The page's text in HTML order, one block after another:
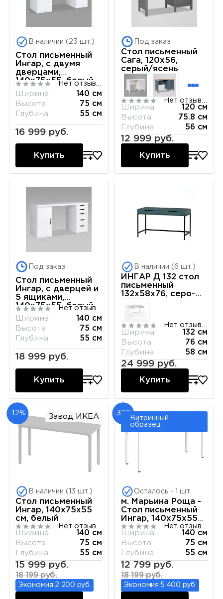
В наличии (23 шт.)
Стол письменный
Ингар, с двумя
дверцами,
140x75x55, белый
Ширина
140 см
Высота
75 см
Глубина
55 см
16 999 руб.
Купить
Под заказ
Стол письменный
Сага, 120х56,
серый/ясень
Ширина
120 см
Высота
75.8 см
Глубина
56 см
12 999 руб.
Купить
Под заказ
Стол письменный
Ингар, с дверцей и
5 ящиками,
140x75x55, белый
Ширина
140 см
Высота
75 см
Глубина
55 см
18 999 руб.
Купить
В наличии (6 шт.)
ИНГАР Д 132 стол
письменный
132x58x76, серо-
Ширина
132 см
Высота
76 см
Глубина
58 см
24 999 руб.
Купить
-12% Завод ИКЕА
В наличии (13 шт.)
Стол письменный
Ингар, 140х75х55
см, белый
Ширина
140 см
Высота
75 см
Глубина
55 см
15 999 руб.
18 199 руб.
Экономия 2 200 руб.
-30%
Витринный
образец
Осталось - 1 шт.
м. Марьина Роща -
Стол письменный
Ингар, 140х75х55
см, дуб беленый
Ширина
140 см
Высота
75 см
Глубина
55 см
12 799 руб.
18 199 руб.
Экономия 5 400 руб.